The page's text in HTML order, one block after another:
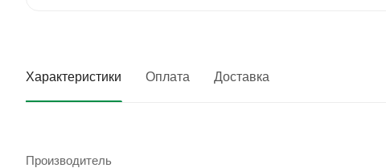
Характеристики Оплата Доставка
Производитель